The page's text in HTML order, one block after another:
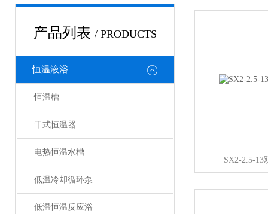
产品列表 / PRODUCTS
恒温液浴
恒温槽
干式恒温器
电热恒温水槽
低温冷却循环泵
低温恒温反应浴
SX2-2.5-13